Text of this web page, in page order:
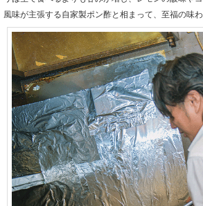
風味が主張する自家製ポン酢と相まって、至福の味わ